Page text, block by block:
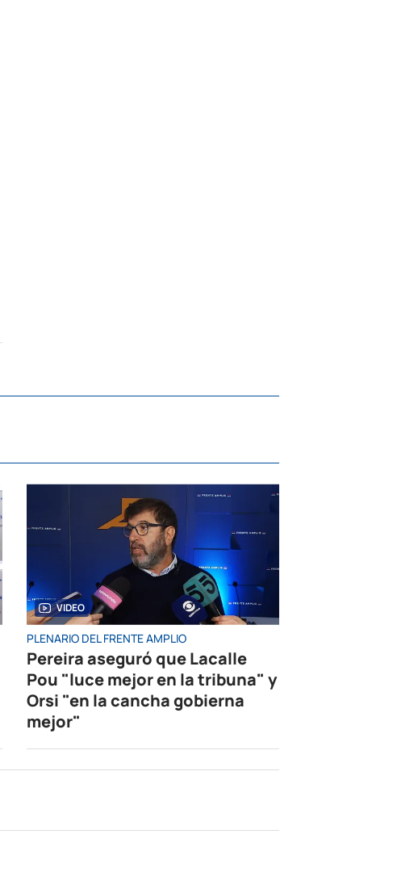
VIDEO
PLENARIO DEL FRENTE AMPLIO
Pereira aseguró que Lacalle
Pou "luce mejor en la tribuna" y
Orsi "en la cancha gobierna
mejor"